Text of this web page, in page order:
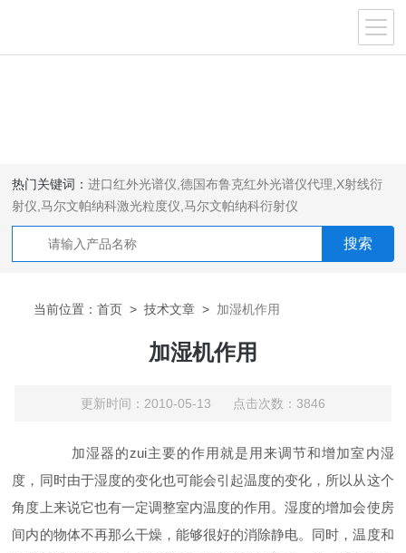
热门关键词：进口红外光谱仪 ,德国布鲁克红外光谱仪代理 X射线衍
射仪 ,马尔文帕纳科激光粒度仪 ,马尔文帕纳科衍射仪
当前位置：首页 >技术文章 > 加湿机作用
加湿机作用
更新时间：2010-05-13 点击次数：3846
加湿器的zui主要的作用就是用来调节和增加室内湿
度，同时由于湿度的变化也可能会引起温度的变化，所以从这个
角度上来说它也有一定调整室内温度的作用。湿度的增加会使房
间内的物体不再那么干燥，能够很好的消除静电。同时，温度和